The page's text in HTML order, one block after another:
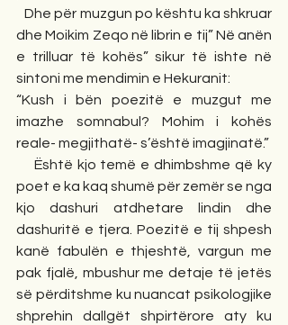
   Dhe për muzgun po kështu ka shkruar
dhe Moikim Zeqo në librin e tij” Në anën
e trilluar të kohës” sikur të ishte në
sintoni me mendimin e Hekuranit:
“Kush i bën poezitë e muzgut me
imazhe somnabul? Mohim i kohës
reale- megjithatë- s’është imagjinatë.”
poet e ka kaq shumë për zemër se nga
kjo dashuri atdhetare lindin dhe
dashuritë e tjera. Poezitë e tij shpesh
kanë fabulën e thjeshtë, vargun me
pak fjalë, mbushur me detaje të jetës
së përditshme ku nuancat psikologjike
shprehin dallgët shpirtërore aty ku